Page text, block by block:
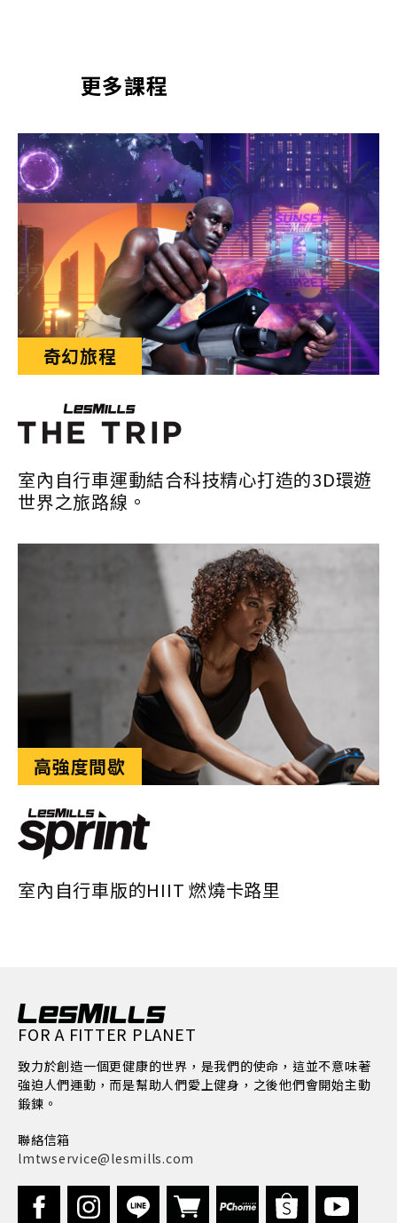
更多課程
奇幻旅程
室內自行車運動結合科技精心打造的3D環遊
世界之旅路線。
高強度間歇
室內自行車版的HIIT 燃燒卡路里
FOR A FITTER PLANET
致力於創造一個更健康的世界，是我們的使命，這並不意味著
強迫人們運動，而是幫助人們愛上健身，之後他們會開始主動
鍛鍊。
聯絡信箱
lmtwservice@lesmills.com